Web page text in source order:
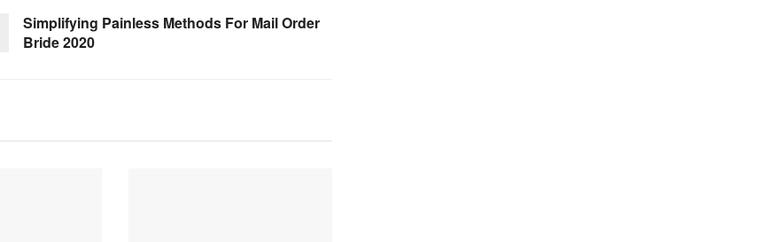
Simplifying Painless Methods For Mail Order
Bride 2020